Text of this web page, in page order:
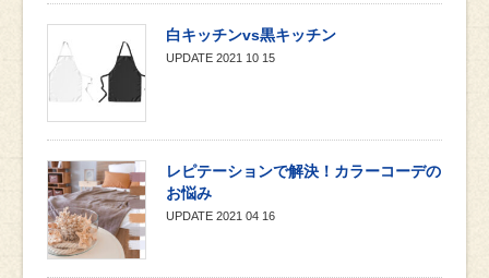
白キッチンvs黒キッチン
UPDATE 2021 10 15
レピテーションで解決！カラーコーデの
お悩み
UPDATE 2021 04 16